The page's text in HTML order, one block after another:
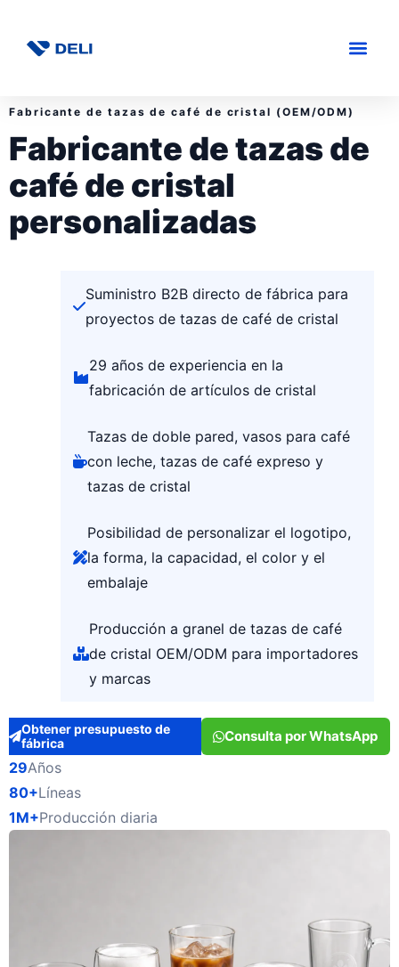
Fabricante de tazas de café de cristal (OEM/ODM)
Fabricante de tazas de
café de cristal
personalizadas
Suministro B2B directo de fábrica para
proyectos de tazas de café de cristal
29 años de experiencia en la
fabricación de artículos de cristal
Tazas de doble pared, vasos para café
con leche, tazas de café expreso y
tazas de cristal
Posibilidad de personalizar el logotipo,
la forma, la capacidad, el color y el
embalaje
Producción a granel de tazas de café
de cristal OEM/ODM para importadores
y marcas
Obtener presupuesto de
fábrica
Consulta por WhatsApp
29Años
80+Líneas
1M+Producción diaria